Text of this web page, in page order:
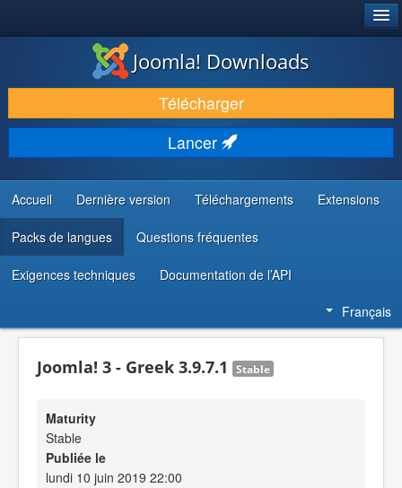
TÉLÉCHARGER & ÉTENDRE
DÉCOUVRIR & APPRENDRE
COMMUNAUTÉ & SUPPORT
RESSOURCES DÉVELOPPEURS
Joomla! Downloads
Télécharger
Lancer
Accueil Dernière version Téléchargements Extensions
Packs de langues Questions fréquentes
Exigences techniques Documentation de l’API
Français
Joomla! 3 - Greek 3.9.7.1 Stable
Maturity
Stable
Publiée le
lundi 10 juin 2019 22:00